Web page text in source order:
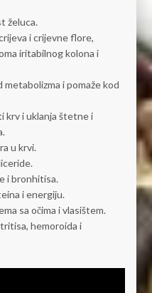
želuca.
i crijevne flore,
iritabilnog kolona i
metabolizma i pomaže kod
krv i uklanja štetne i
u krvi.
i bronhitisa.
i energiju.
sa očima i vlasištem.
hemoroida i